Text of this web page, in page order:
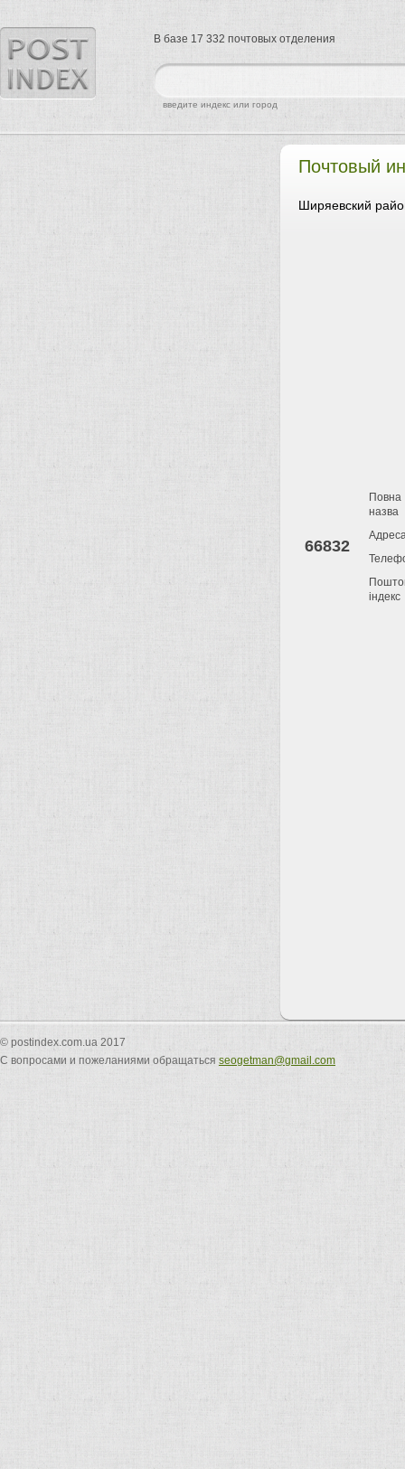
Почтовый
Ширяевский
66832
Повна
назва
індекс
найти
введите индекс или город
В базе 17 332 почтовых отделения
© postindex.com.ua 2017
С вопросами и пожеланиями обращаться seogetman@gmail.com